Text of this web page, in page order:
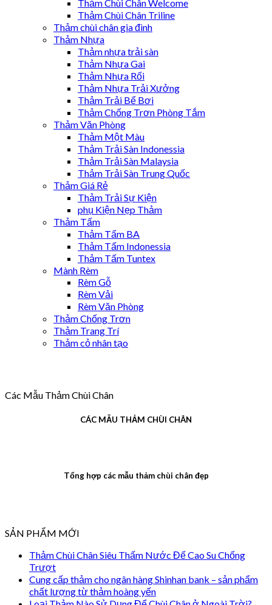
Thảm Chùi Chân Welcome
Thảm Chùi Chân Triline
Thảm chùi chân gia đình
Thảm Nhựa
Thảm nhựa trải sàn
Thảm Nhựa Gai
Thảm Nhựa Rối
Thảm Nhựa Trải Xưởng
Thảm Trải Bể Bơi
Thảm Chống Trơn Phòng Tắm
Thảm Văn Phòng
Thảm Một Màu
Thảm Trải Sàn Indonessia
Thảm Trải Sàn Malaysia
Thảm Trải Sàn Trung Quốc
Thảm Giá Rẻ
Thảm Trải Sự Kiện
phụ Kiện Nẹp Thảm
Thảm Tấm
Thảm Tấm BA
Thảm Tấm Indonessia
Thảm Tấm Tuntex
Mành Rèm
Rèm Gỗ
Rèm Vải
Rèm Văn Phòng
Thảm Chống Trơn
Thảm Trang Trí
Thảm cỏ nhân tạo
Các Mẫu Thảm Chùi Chân
CÁC MẪU THẢM CHÙI CHÂN
Tổng hợp các mẫu thảm chùi chân đẹp
SẢN PHẨM MỚI
Thảm Chùi Chân Siêu Thấm Nước Đế Cao Su Chống
Trượt
Cung cấp thảm cho ngân hàng Shinhan bank – sản phẩm
chất lượng từ thảm hoàng yến